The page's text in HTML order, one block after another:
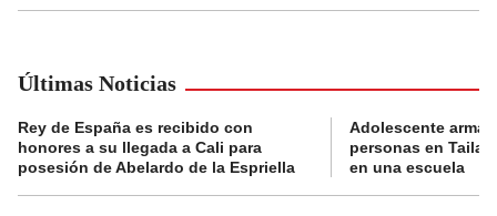
Últimas Noticias
Rey de España es recibido con
honores a su llegada a Cali para
posesión de Abelardo de la Espriella
Adolescente
personas en
en una escuela